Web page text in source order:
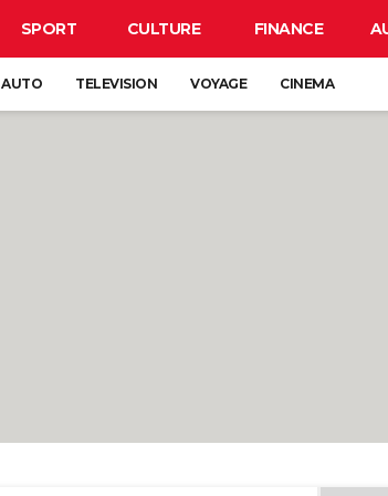
SPORT CULTURE FINANCE
AUTO TELEVISION VOYAGE CINEMA